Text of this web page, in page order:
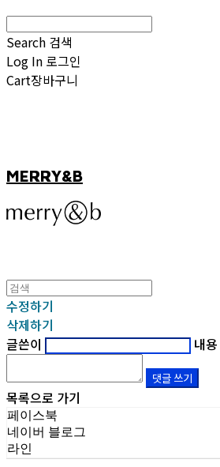
Search 검색
Log In 로그인
Cart장바구니
MERRY&B
수정하기
삭제하기
글쓴이
내용
댓글 쓰기
목록으로 가기
페이스북
네이버 블로그
라인